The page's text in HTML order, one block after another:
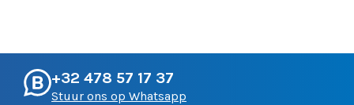
+32 478 57 17 37
Stuur ons op Whatsapp